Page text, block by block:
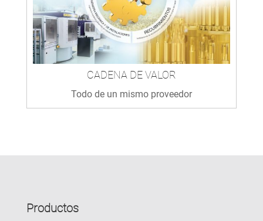
CADENA DE VALOR
Todo de un mismo proveedor
Productos